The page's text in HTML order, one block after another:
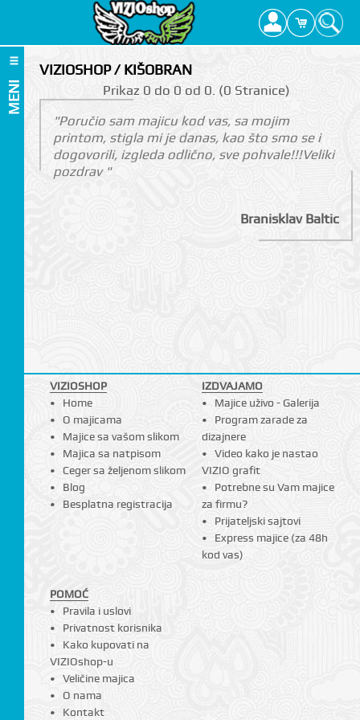
MENI
VIZIOSHOP / KIŠOBRAN
Prikаz 0 do 0 оd 0. (0 Strаnicе)
"Poručio sam majicu kod vas, sa mojim
printom, stigla mi je danas, kao što smo se i
dogovorili, izgleda odlično, sve pohvale!!!Veliki
pozdrav "
Branisklav Baltic
VIZIOSHOP
Home
O majicama
Majice sa vašom slikom
Majica sa natpisom
Ceger sa željenom slikom
Blog
Besplatna registracija
IZDVAJAMO
Majice uživo - Galerija
Program zarade za
dizajnere
Video kako je nastao
VIZIO grafit
Potrebne su Vam majice
za firmu?
Prijateljski sajtovi
Express majice (za 48h
kod vas)
POMOĆ
Pravila i uslovi
Privatnost korisnika
Kako kupovati na
VIZIOshop-u
Veličine majica
O nama
Kontakt